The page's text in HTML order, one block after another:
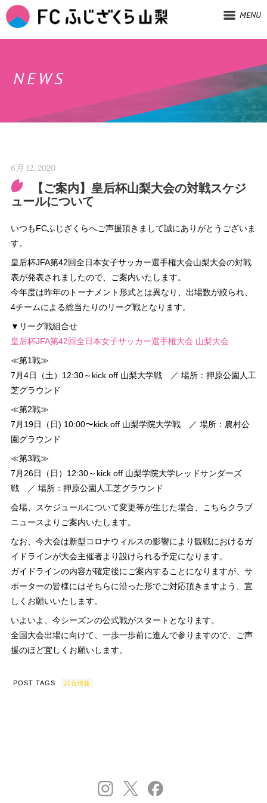
MENU
NEWS
6月 12, 2020
【ご案内】皇后杯山梨大会の対戦スケジ
ュールについて
いつもFCふじざくらへご声援頂きまして誠にありがとうございま
す。
皇后杯JFA第42回全日本女子サッカー選手権大会山梨大会の対戦
表が発表されましたので、ご案内いたします。
今年度は昨年のトーナメント形式とは異なり、出場数が絞られ、
4チームによる総当たりのリーグ戦となります。
▼リーグ戦組合せ
皇后杯JFA第42回全日本女子サッカー選手権大会 山梨大会
≪第1戦≫
7月4日（土）12:30～kick off 山梨大学戦 ／ 場所：押原公園人工
芝グラウンド
≪第2戦≫
7月19日（日) 10:00〜kick off 山梨学院大学戦 ／ 場所：農村公
園グラウンド
≪第3戦≫
7月26日（日）12:30～kick off 山梨学院大学レッドサンダーズ
戦 ／ 場所：押原公園人工芝グラウンド
会場、スケジュールについて変更等が生じた場合、こちらクラブ
ニュースよりご案内いたします。
なお、今大会は新型コロナウィルスの影響により観戦におけるガ
イドラインが大会主催者より設けられる予定になります。
ガイドラインの内容が確定後にご案内することになりますが、サ
ポーターの皆様にはそちらに沿った形でご対応頂きますよう、宜
しくお願いいたします。
いよいよ、今シーズンの公式戦がスタートとなります。
全国大会出場に向けて、一歩一歩前に進んで参りますので、ご声
援のほど宜しくお願いします。
POST TAGS 試合情報